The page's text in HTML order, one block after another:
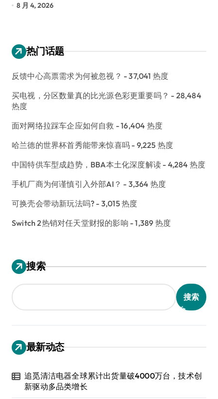
8 月 4, 2026
热门话题
反馈中心高票需求为何被忽视？ - 37,041 热度
买电视，分区数量真的比光源色彩更重要吗？ - 28,484
热度
面对网络拉踩车企应如何自救 - 16,404 热度
哈兰德的世界杯首秀能带来惊喜吗 - 9,225 热度
中国特供车型成趋势，BBA本土化深度解读 - 4,284 热度
手机厂商为何谨慎引入外部AI？ - 3,364 热度
可换壳会带动新玩法吗? - 3,015 热度
Switch 2热销对任天堂财报的影响 - 1,389 热度
搜索
搜索
最新动态
追觅清洁电器全球累计出货量破4000万台，技术创
新驱动多品类增长